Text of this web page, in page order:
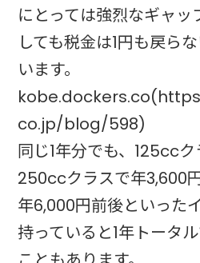
にとっては強烈なギャ
しても税金は1円も戻ら
います。
co.jp/blog/598)
同じ1年分でも、125ccク
250ccクラスで年3,600
年6,000円前後といった
持っていると1年トータ